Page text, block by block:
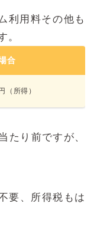
利用料その他も
。
合
所得）
たり前ですが、
要、所得税もは